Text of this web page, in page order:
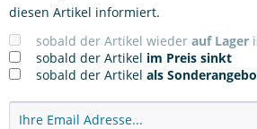
diesen Artikel informiert.
sobald der Artikel wieder auf Lager
sobald der Artikel im Preis sinkt
sobald der Artikel als